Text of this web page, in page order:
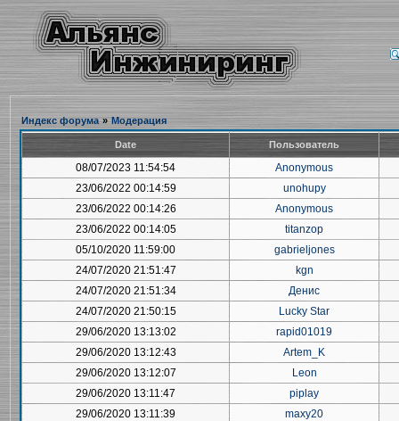
Индекс форума » Модерация
Date Пользователь
08/07/2023 11:54:54
Anonymous
23/06/2022 00:14:59
unohupy
23/06/2022 00:14:26
Anonymous
23/06/2022 00:14:05
titanzop
05/10/2020 11:59:00
gabrieljones
24/07/2020 21:51:47
kgn
24/07/2020 21:51:34
Денис
24/07/2020 21:50:15
Lucky Star
29/06/2020 13:13:02
rapid01019
29/06/2020 13:12:43
Artem_K
29/06/2020 13:12:07
Leon
29/06/2020 13:11:47
piplay
29/06/2020 13:11:39
maxy20